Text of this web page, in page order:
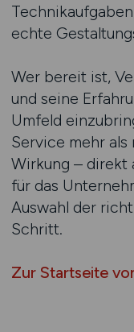
echte
Wer bereit ist,
und seine
Umfeld
Service mehr als
Wirkung – direkt
für das
Auswahl der
Schritt.
Zur Startseite